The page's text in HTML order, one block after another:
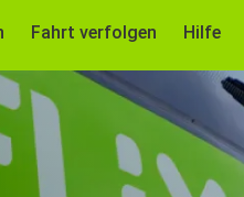
Fahrt verfolgen Hilfe